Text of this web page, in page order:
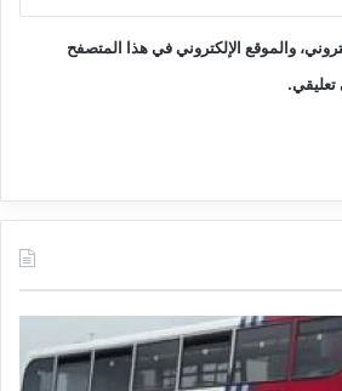
والموقع الإلكتروني في هذا المتصفح
تعليقي.